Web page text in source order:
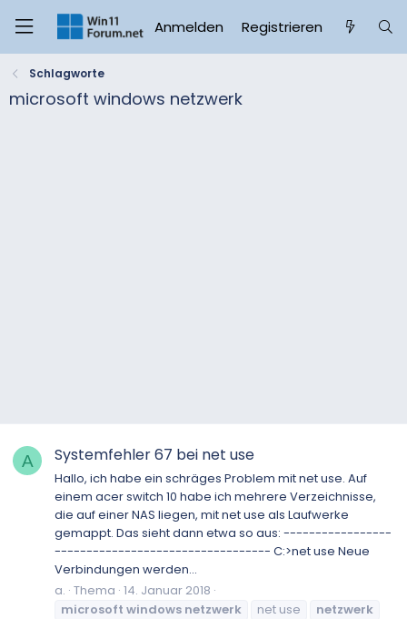
Anmelden Registrieren
Schlagworte
microsoft windows netzwerk
A Systemfehler 67 bei net use
Hallo, ich habe ein schräges Problem mit net use. Auf
einem acer switch 10 habe ich mehrere Verzeichnisse,
die auf einer NAS liegen, mit net use als Laufwerke
gemappt. Das sieht dann etwa so aus: -----------------
---------------------------------- C:>net use Neue
Verbindungen werden...
a. Thema 14. Januar 2018
microsoft windows netzwerk net use
netzwerk